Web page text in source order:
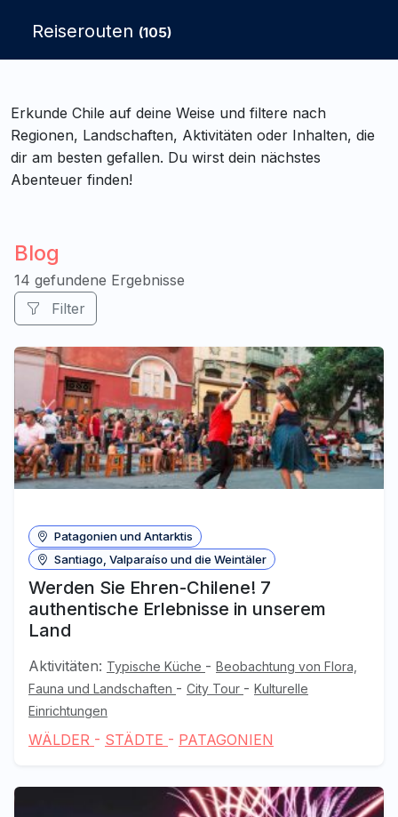
Reiserouten (105)
Erkunde Chile auf deine Weise und filtere nach
Regionen, Landschaften, Aktivitäten oder Inhalten, die
dir am besten gefallen. Du wirst dein nächstes
Abenteuer finden!
Blog
14 gefundene Ergebnisse
Filter
Patagonien und Antarktis
Santiago, Valparaíso und die Weintäler
Werden Sie Ehren-Chilene! 7
authentische Erlebnisse in unserem
Land
Aktivitäten: Typische Küche - Beobachtung von Flora,
Fauna und Landschaften - City Tour - Kulturelle
Einrichtungen
WÄLDER - STÄDTE - PATAGONIEN